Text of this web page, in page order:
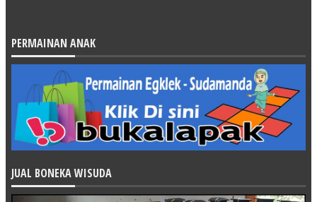
PERMAINAN ANAK
JUAL BONEKA WISUDA